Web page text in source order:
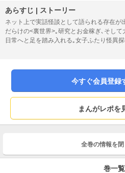
あらすじ | ストーリー
ネット上で実話怪談として語られる存在が
だらけの<裏世界>｡研究とお金稼ぎ､そし
日常へと足を踏み入れる｡女子ふたり怪異
による書き下ろしＳＳも収録!! コミック
今すぐ会員登録
まんがレポを
全巻の情報を
巻一覧